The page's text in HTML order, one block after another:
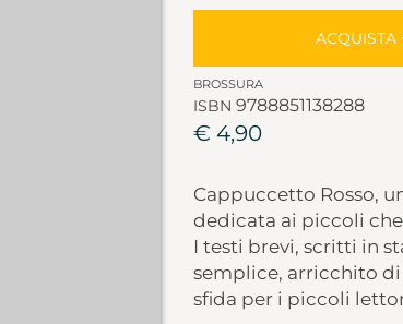
ACQUISTA
BROSSURA
ISBN 9788851138288
€ 4,90
Cappuccetto Rosso,
dedicata ai piccoli
I testi brevi, scritti in
semplice, arricchito
sfida per i piccoli